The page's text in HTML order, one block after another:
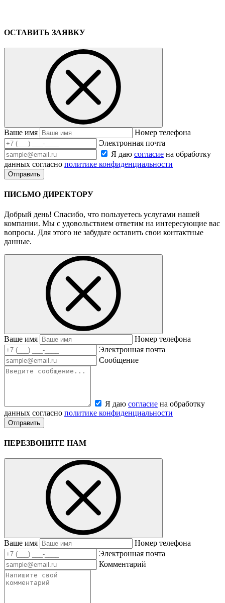
ОСТАВИТЬ ЗАЯВКУ
Ваше имя
Номер телефона
Электронная почта
Я даю согласие на обработку
данных согласно политике конфиденциальности
ПИСЬМО ДИРЕКТОРУ
Добрый день! Спасибо, что пользуетесь услугами нашей
компании. Мы с удовольствием ответим на интересующие вас
вопросы. Для этого не забудьте оставить свои контактные
данные.
Ваше имя
Номер телефона
Электронная почта
Сообщение
Я даю согласие на обработку
данных согласно политике конфиденциальности
ПЕРЕЗВОНИТЕ НАМ
Ваше имя
Номер телефона
Электронная почта
Комментарий